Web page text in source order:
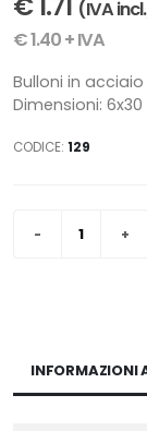
(IVA
€ 1.40 + IVA
Bulloni in
Dimensioni:
CODICE: 129
INFORMAZIONI